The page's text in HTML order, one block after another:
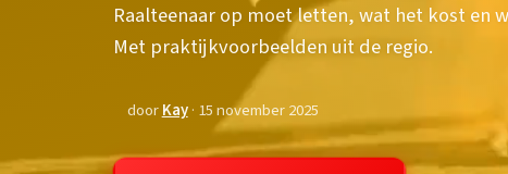
Raalteenaar op moet letten, wat het kost en
Met praktijkvoorbeelden uit de regio.
doorKay· 15 november 2025